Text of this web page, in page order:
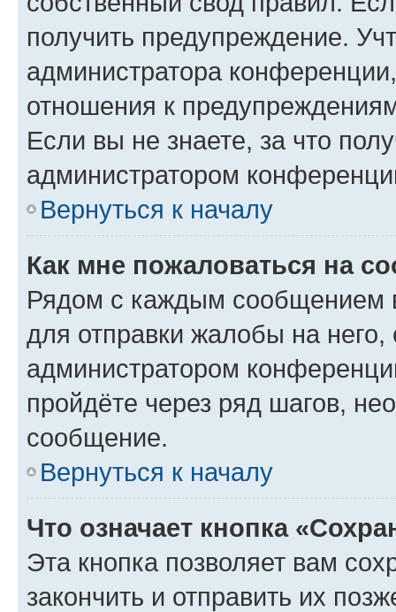
получить предупреждение.
администратора
отношения к
Если вы не знаете, за что
администратором
Вернуться к началу
Как мне пожаловаться на
Рядом с каждым сообщением
для отправки жалобы на
администратором
пройдёте через ряд шагов,
сообщение.
Вернуться к началу
Что означает кнопка
Эта кнопка позволяет вам
закончить и отправить их